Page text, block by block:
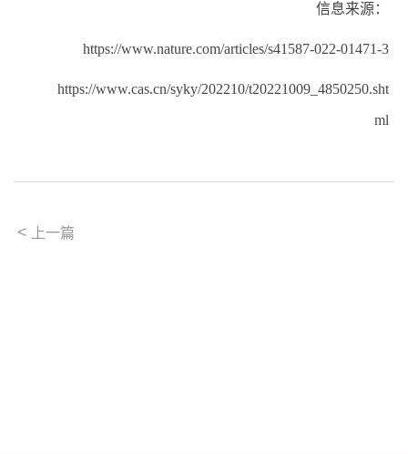
信息来源：
https://www.nature.com/articles/s41587-022-01471-3
https://www.cas.cn/syky/202210/t20221009_4850250.sht
ml
< 上一篇